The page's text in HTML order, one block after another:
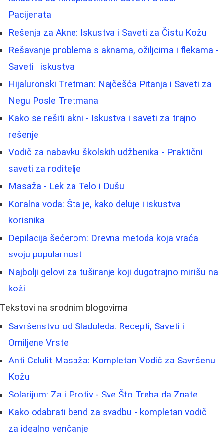
Pacijenata
Rešenja za Akne: Iskustva i Saveti za Čistu Kožu
Rešavanje problema s aknama, ožiljcima i flekama -
Saveti i iskustva
Hijaluronski Tretman: Najčešća Pitanja i Saveti za
Negu Posle Tretmana
Kako se rešiti akni - Iskustva i saveti za trajno
rešenje
Vodič za nabavku školskih udžbenika - Praktični
saveti za roditelje
Masaža - Lek za Telo i Dušu
Koralna voda: Šta je, kako deluje i iskustva
korisnika
Depilacija šećerom: Drevna metoda koja vraća
svoju popularnost
Najbolji gelovi za tuširanje koji dugotrajno mirišu na
koži
Tekstovi na srodnim blogovima
Savršenstvo od Sladoleda: Recepti, Saveti i
Omiljene Vrste
Anti Celulit Masaža: Kompletan Vodič za Savršenu
Kožu
Solarijum: Za i Protiv - Sve Što Treba da Znate
Kako odabrati bend za svadbu - kompletan vodič
za idealno venčanje